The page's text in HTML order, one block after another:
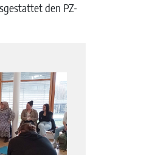
den PZ-